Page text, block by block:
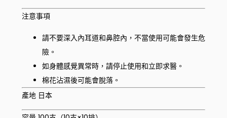
注意事項
請不要深入內耳道和鼻腔內，不當使用可能會發生危
險。
如身體感覺異常時，請停止使用和立即求醫。
棉花沾濕後可能會脫落。
產地 日本